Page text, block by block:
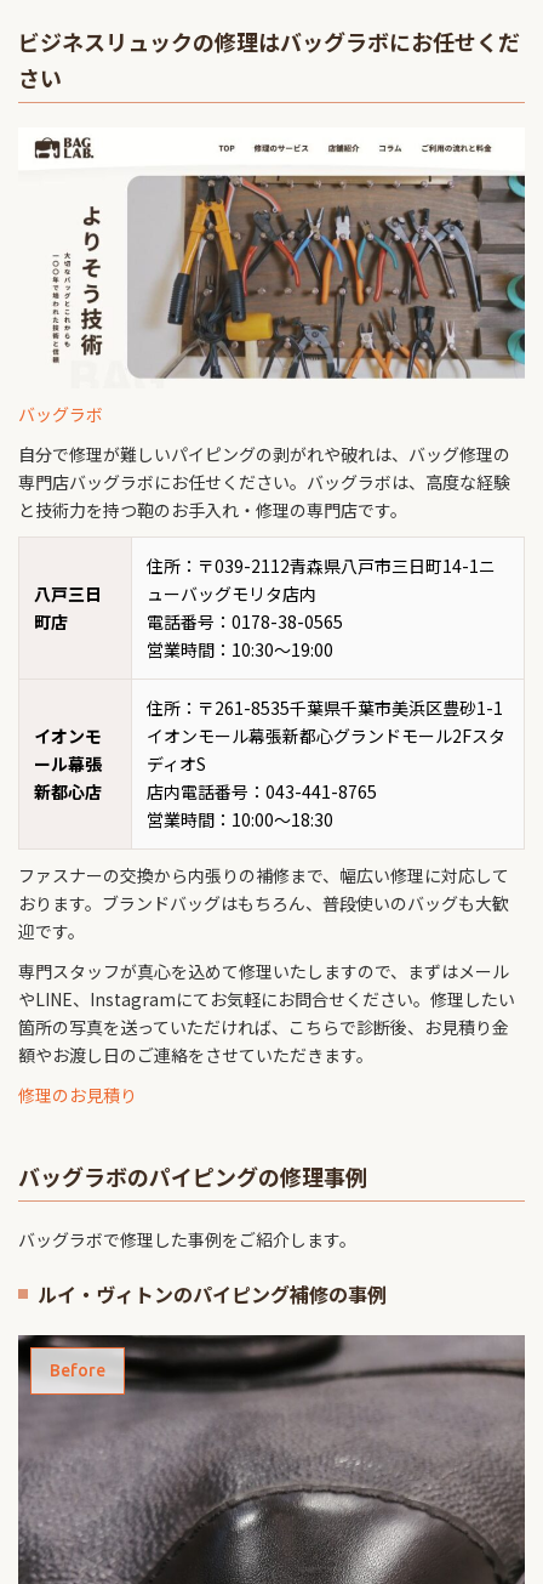
ビジネスリュックの修理はバッグラボにお任せくだ
さい
バッグラボ
自分で修理が難しいパイピングの剥がれや破れは、バッグ修理の
専門店バッグラボにお任せください。バッグラボは、高度な経験
と技術力を持つ鞄のお手入れ・修理の専門店です。
八戸三日
町店
住所：〒039-2112青森県八戸市三日町14-1ニ
ューバッグモリタ店内
電話番号：0178-38-0565
営業時間：10:30～19:00
イオンモ
ール幕張
新都心店
住所：〒261-8535千葉県千葉市美浜区豊砂1-1
イオンモール幕張新都心グランドモール2Fスタ
ディオS
店内電話番号：043-441-8765
営業時間：10:00～18:30
ファスナーの交換から内張りの補修まで、幅広い修理に対応して
おります。ブランドバッグはもちろん、普段使いのバッグも大歓
迎です。
専門スタッフが真心を込めて修理いたしますので、まずはメール
やLINE、Instagramにてお気軽にお問合せください。修理したい
箇所の写真を送っていただければ、こちらで診断後、お見積り金
額やお渡し日のご連絡をさせていただきます。
修理のお見積り
バッグラボのパイピングの修理事例
バッグラボで修理した事例をご紹介します。
ルイ・ヴィトンのパイピング補修の事例
Before